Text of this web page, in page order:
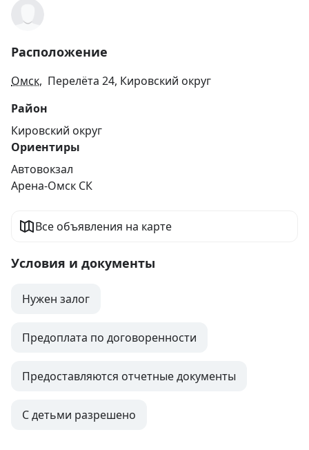
Расположение
Омск, Перелёта 24, Кировский округ
Район
Кировский округ
Ориентиры
Автовокзал
Арена-Омск СК
Все объявления на карте
Условия и документы
Нужен залог
Предоплата по договоренности
Предоставляются отчетные документы
С детьми разрешено